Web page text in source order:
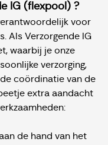
IG (flexpool) ?
voor
Als Verzorgende IG
waarbij je onze
verzorging,
coördinatie van de
extra aandacht
de hand van het